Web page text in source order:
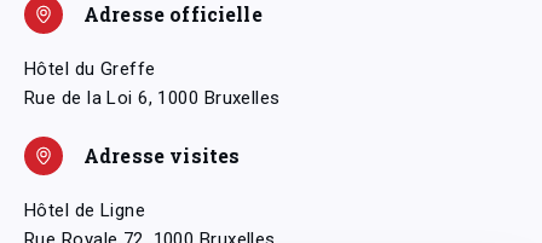
Adresse officielle
Hôtel du Greffe
Rue de la Loi 6, 1000 Bruxelles
Adresse visites
Hôtel de Ligne